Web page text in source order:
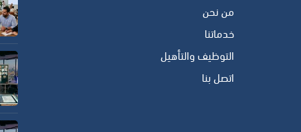
من نحن
خدماتنا
التوظيف والتأهيل
اتصل بنا